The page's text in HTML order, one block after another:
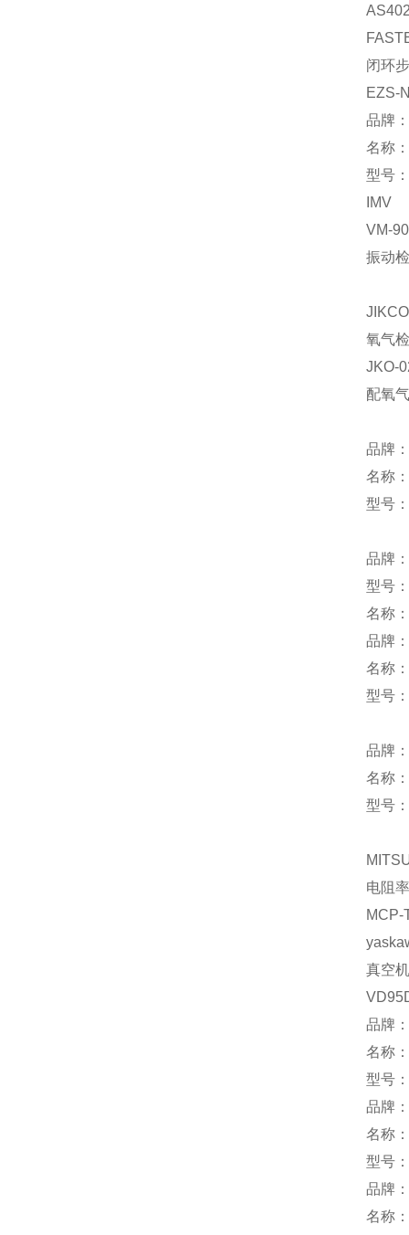
闭环
EZS-
品牌
名称
型号
IMV
VM-
振动
JIKCO
氧气
JKO-
配氧
品牌
名称
型号
品牌
型号
名称
品牌
名称
型号
品牌
名称
型号
电阻
MCP-
真空
品牌
名称
型号
品牌
名称
型号
品牌
名称